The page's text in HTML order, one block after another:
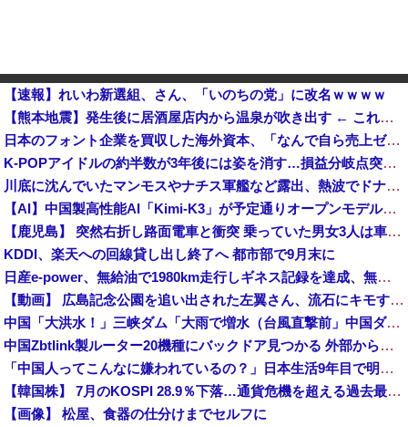
【速報】れいわ新選組、さん、「いのちの党」に改名ｗｗｗｗ
【熊本地震】発生後に居酒屋店内から温泉が吹き出す ← これ前触れじゃね？
日本のフォント企業を買収した海外資本、「なんで自ら売上ゼロにするようなことするの」とドン引きするよう
K-POPアイドルの約半数が3年後には姿を消す…損益分岐点突破は4％未満
川底に沈んでいたマンモスやナチス軍艦など露出、熱波でドナウ川が歴史的渇水！他
【AI】中国製高性能AI「Kimi-K3」が予定通りオープンモデル化される
【鹿児島】 突然右折し路面電車と衝突 乗っていた男女3人は車を放置しダッシュで逃走中
KDDI、楽天への回線貸し出し終了へ 都市部で9月末に
日産e-power、無給油で1980km走行しギネス記録を達成、無駄な発電や送電ロスなくEVよりエコを証明
【動画】 広島記念公園を追い出された左翼さん、流石にキモすぎて炎上
中国「大洪水！」三峡ダム「大雨で増水（台風直撃前」中国ダム「緊急放流！」中国鉄道「列車が走行中に流される」中国避難所「支援物資は有料です」謎の勢力「え」→
中国Zbtlink製ルーター20機種にバックドア見つかる 外部から完全制御のおそれ
「中国人ってこんなに嫌われているの？」日本生活9年目で明かす本心！
【韓国株】 7月のKOSPI 28.9％下落…通貨危機を超える過去最大の下げ幅
【画像】 松屋、食器の仕分けまでセルフに